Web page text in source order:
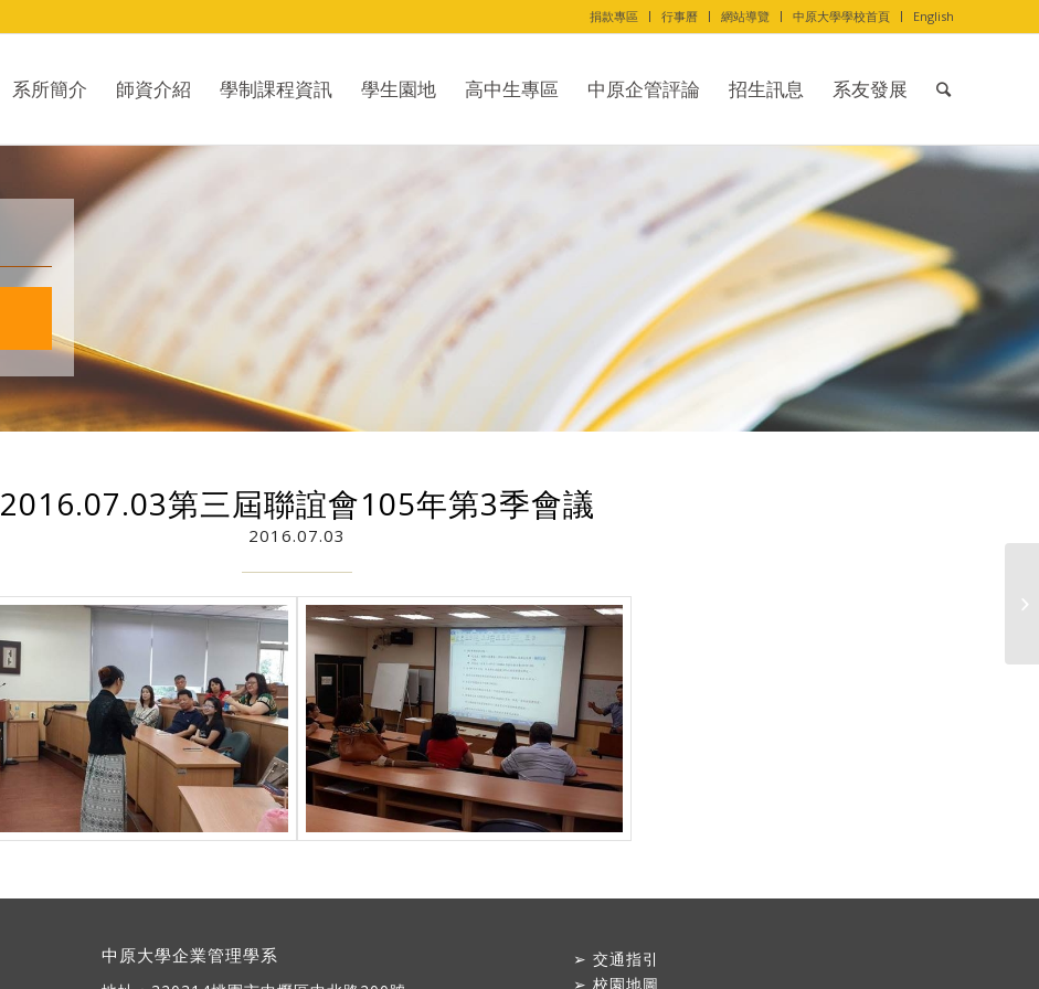
捐款專區 行事曆 網站導覽 中原大學學校首頁 English
系所簡介 師資介紹 學制課程資訊 學生園地 高中生專區 中原企管評論 招生訊息 系友發展
2016.07.03第三屆聯誼會105年第3季會議
2016.07.03
中原大學企業管理學系 ➢交通指引
➢校園地圖